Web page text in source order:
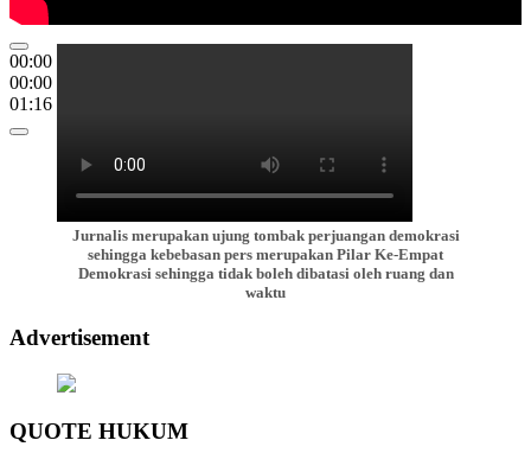
00:00
00:00
01:16
Jurnalis merupakan ujung tombak perjuangan demokrasi
sehingga kebebasan pers merupakan Pilar Ke-Empat
Demokrasi sehingga tidak boleh dibatasi oleh ruang dan
waktu
Advertisement
QUOTE HUKUM